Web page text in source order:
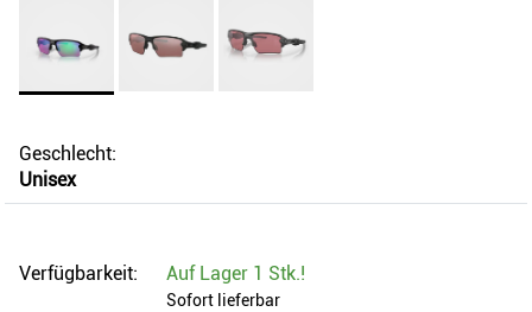
Geschlecht:
Unisex
Verfügbarkeit: Auf Lager 1 Stk.!
Sofort lieferbar